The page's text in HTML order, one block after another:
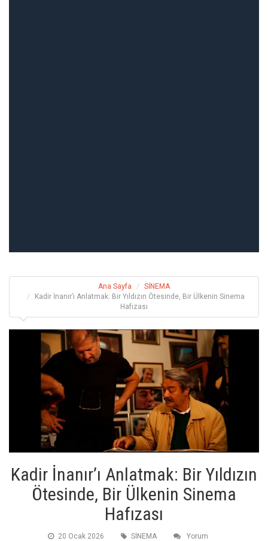
Ana Sayfa
SİNEMA
Kadir İnanır’ı Anlatmak: Bir Yıldızın Ötesinde, Bir Ülkenin Sinema
Hafızası
Kadir İnanır’ı Anlatmak: Bir Yıldızın
Ötesinde, Bir Ülkenin Sinema
Hafızası
20 Ocak 2026 SİNEMA Yorum